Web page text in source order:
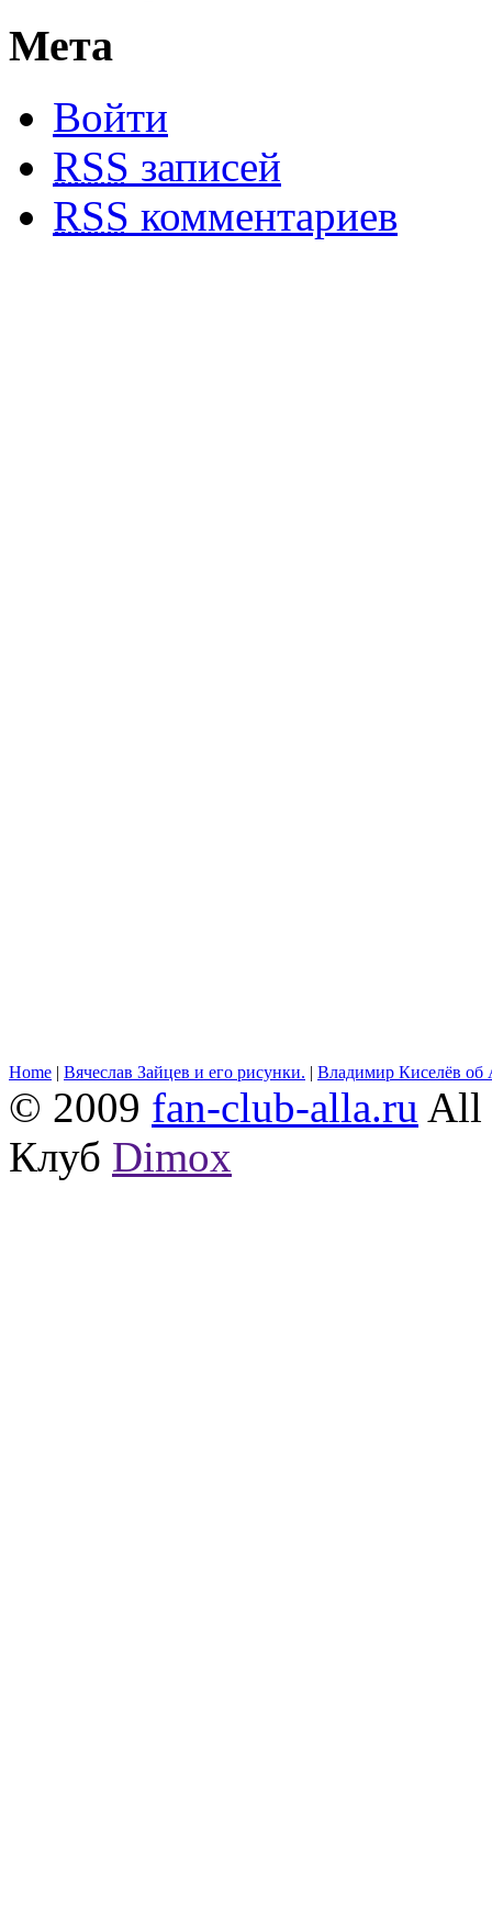
Мета
Войти
RSS записей
RSS комментариев
Home | Вячеслав Зайцев и его рисунки. | Владимир Киселёв об
© 2009 fan-club-alla.ru All
Клуб Dimox